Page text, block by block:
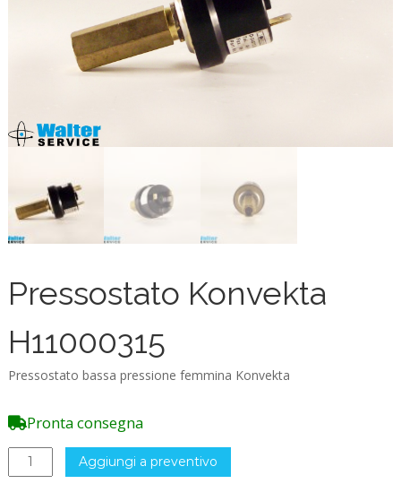
Pressostato Konvekta
H11000315
Pressostato bassa pressione femmina Konvekta
Pronta consegna
Pressostato
Konvekta
Aggiungi a preventivo